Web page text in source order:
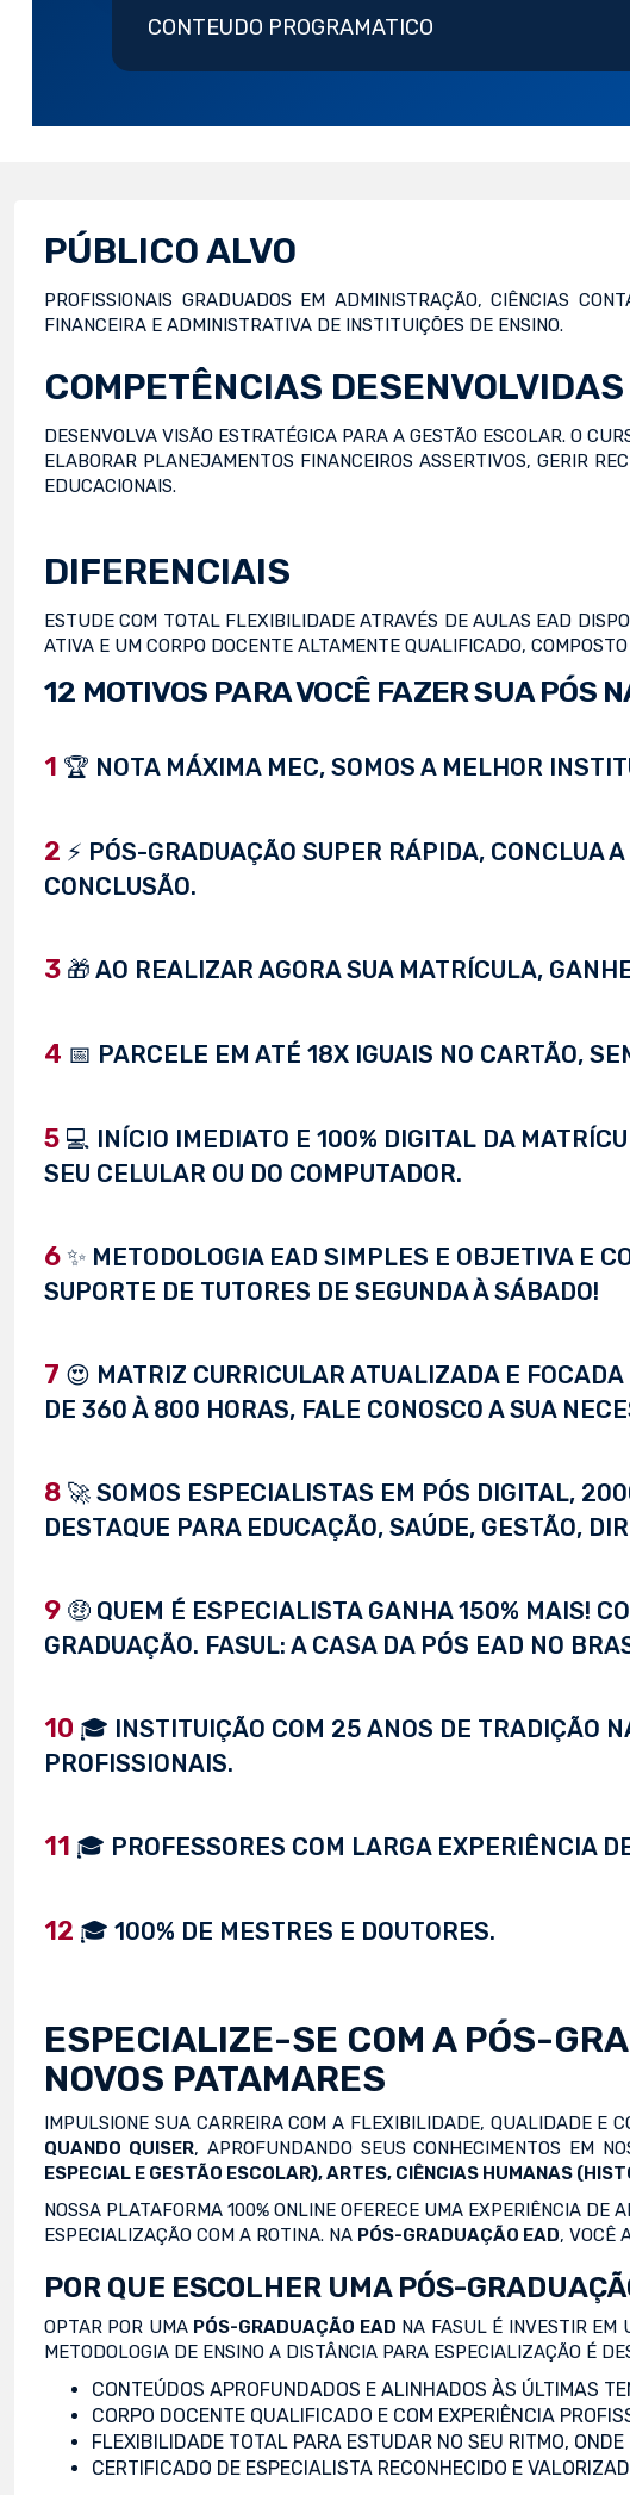
CONTEUDO PROGRAMATICO
PÚBLICO ALVO
PROFISSIONAIS GRADUADOS EM ADMINISTRAÇÃO, CIÊNCIAS
FINANCEIRA E ADMINISTRATIVA DE INSTITUIÇÕES DE ENSINO.
COMPETÊNCIAS DESENVOLVIDAS
DESENVOLVA VISÃO ESTRATÉGICA PARA A GESTÃO ESCOLAR. O
ELABORAR PLANEJAMENTOS FINANCEIROS ASSERTIVOS, GERIR
EDUCACIONAIS.
DIFERENCIAIS
ESTUDE COM TOTAL FLEXIBILIDADE ATRAVÉS DE AULAS EAD
ATIVA E UM CORPO DOCENTE ALTAMENTE QUALIFICADO,
12 MOTIVOS PARA VOCÊ FAZER SUA PÓS
1 🏆 NOTA MÁXIMA MEC, SOMOS A MELHOR
2 ⚡ PÓS-GRADUAÇÃO SUPER RÁPIDA, CONCLUA
CONCLUSÃO.
3 🎁 AO REALIZAR AGORA SUA MATRÍCULA,
4 📅 PARCELE EM ATÉ 18X IGUAIS NO CARTÃO,
5 💻 INÍCIO IMEDIATO E 100% DIGITAL DA
SEU CELULAR OU DO COMPUTADOR.
6 ✨ METODOLOGIA EAD SIMPLES E OBJETIVA E
SUPORTE DE TUTORES DE SEGUNDA À SÁBADO!
7 😍 MATRIZ CURRICULAR ATUALIZADA E
DE 360 À 800 HORAS, FALE CONOSCO A SUA
8 🚀 SOMOS ESPECIALISTAS EM PÓS DIGITAL,
DESTAQUE PARA EDUCAÇÃO, SAÚDE, GESTÃO,
9 🤑 QUEM É ESPECIALISTA GANHA 150% MAIS!
GRADUAÇÃO. FASUL: A CASA DA PÓS EAD NO
10 🎓 INSTITUIÇÃO COM 25 ANOS DE TRADIÇÃO
PROFISSIONAIS.
11 🎓 PROFESSORES COM LARGA EXPERIÊNCIA
12 🎓 100% DE MESTRES E DOUTORES.
ESPECIALIZE-SE COM A PÓS-
NOVOS PATAMARES
IMPULSIONE SUA CARREIRA COM A FLEXIBILIDADE, QUALIDADE E
QUANDO QUISER, APROFUNDANDO SEUS CONHECIMENTOS EM
ESPECIAL E GESTÃO ESCOLAR), ARTES, CIÊNCIAS HUMANAS
NOSSA PLATAFORMA 100% ONLINE OFERECE UMA EXPERIÊNCIA
ESPECIALIZAÇÃO COM A ROTINA. NA PÓS-GRADUAÇÃO EAD, VOCÊ
POR QUE ESCOLHER UMA PÓS-
OPTAR POR UMA PÓS-GRADUAÇÃO EAD NA FASUL É INVESTIR EM
METODOLOGIA DE ENSINO A DISTÂNCIA PARA ESPECIALIZAÇÃO É
CONTEÚDOS APROFUNDADOS E ALINHADOS ÀS ÚLTIMAS
CORPO DOCENTE QUALIFICADO E COM EXPERIÊNCIA
FLEXIBILIDADE TOTAL PARA ESTUDAR NO SEU RITMO, ONDE
CERTIFICADO DE ESPECIALISTA RECONHECIDO E